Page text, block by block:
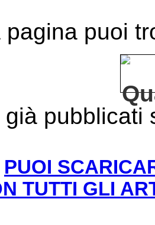
pagina puoi
già pubblicati
PUOI
TUTTI GLI